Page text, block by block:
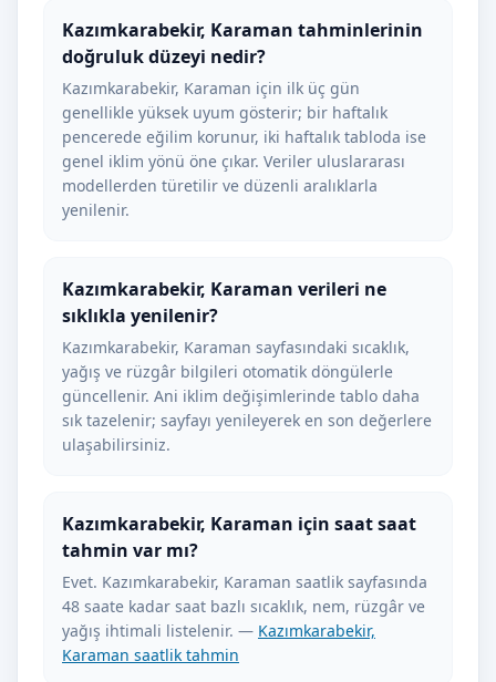
Kazımkarabekir, Karaman tahminlerinin
doğruluk düzeyi nedir?
Kazımkarabekir, Karaman için ilk üç gün
genellikle yüksek uyum gösterir; bir haftalık
pencerede eğilim korunur, iki haftalık tabloda ise
genel iklim yönü öne çıkar. Veriler uluslararası
modellerden türetilir ve düzenli aralıklarla
yenilenir.
Kazımkarabekir, Karaman verileri ne
sıklıkla yenilenir?
Kazımkarabekir, Karaman sayfasındaki sıcaklık,
yağış ve rüzgâr bilgileri otomatik döngülerle
güncellenir. Ani iklim değişimlerinde tablo daha
sık tazelenir; sayfayı yenileyerek en son değerlere
ulaşabilirsiniz.
Kazımkarabekir, Karaman için saat saat
tahmin var mı?
Evet. Kazımkarabekir, Karaman saatlik sayfasında
48 saate kadar saat bazlı sıcaklık, nem, rüzgâr ve
yağış ihtimali listelenir. — Kazımkarabekir,
Karaman saatlik tahmin